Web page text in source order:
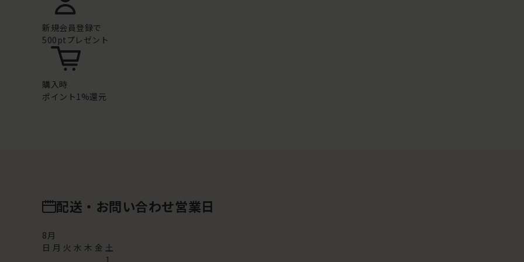
新規会員登録で
500ptプレゼント
購入時
ポイント1%還元
配送・お問い合わせ営業日
8月
日 月 火 水 木 金 土